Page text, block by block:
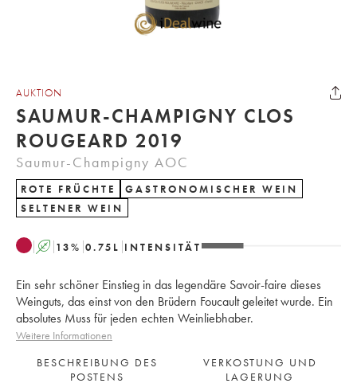
AUKTION
SAUMUR-CHAMPIGNY CLOS
ROUGEARD 2019
Saumur-Champigny AOC
ROTE FRÜCHTE
GASTRONOMISCHER WEIN
SELTENER WEIN
A 13% 0.75 L INTENSITÄT
Ein sehr schöner Einstieg in das legendäre Savoir-faire dieses
Weinguts, das einst von den Brüdern Foucault geleitet wurde. Ein
absolutes Muss für jeden echten Weinliebhaber.
Weitere Informationen
BESCHREIBUNG DES
POSTENS
VERKOSTUNG UND
LAGERUNG